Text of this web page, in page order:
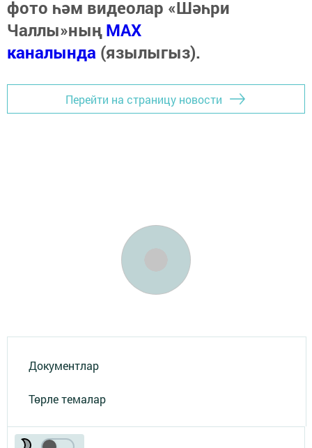
фото һәм видеолар «Шәһри
Чаллы»ныңMAX
каналында (язылыгыз).
Перейти на страницу новости
Документлар
Төрле темалар